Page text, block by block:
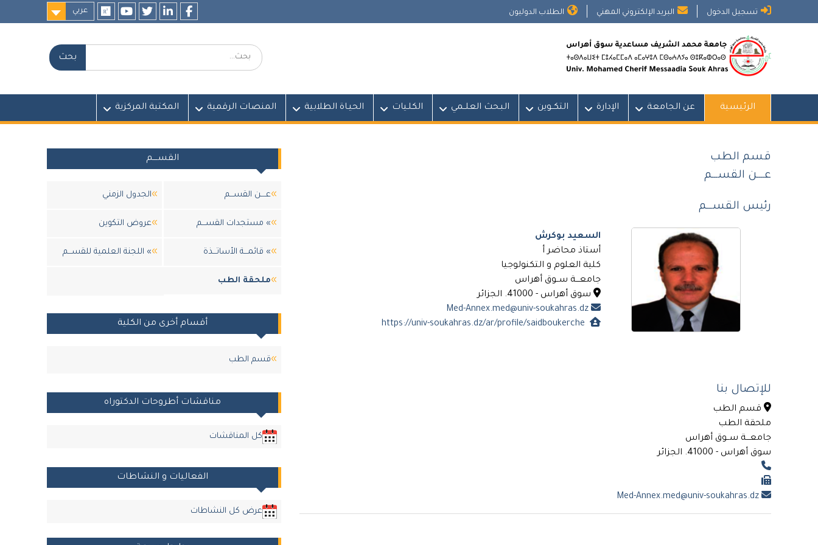
تسجيل الدخول البريد الإلكتروني المهني الطلاب الدوليون
عربي
بحث:
الرئيسية عن الجامعة الإدارة التكــوين البـحث العلــمي الكلـيات الحيـاة الطلابية المنصات الرقمية المكتبة المركزية
قسم الطب
عــــن القســـم
رئيس القســـم
السعيد بوكرش
أستاذ محاضر أ
كلية العلوم و التكنولوجيا
جامعـــة ســوق أهراس
سوق أهراس - 41000. الجزائر
للإتصال بنا
قسم الطب
ملحقة الطب
جامعـــة ســوق أهراس
سوق أهراس - 41000. الجزائر
القســــم
عــــن القســـم الجدول الزمني
» مستجدات القســـم عروض التكوين
» قائمـــة الأساتـــذة » اللجنة العلمية للقســـم
ملحقة الطب
أقسام أخرى من الكلية
قسم الطب
مناقشات أطروحات الدكتوراه
كل المناقشات
الفعاليات و النشاطات
عرض كل النشاطات